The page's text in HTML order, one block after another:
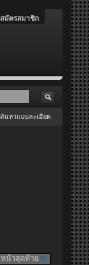
สมัครสมาชิก
ค้นหาแบบละเอียด
หน้าสุดท้าย